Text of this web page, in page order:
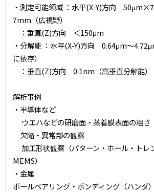
・測定可能領域 ：水平(X-Y)方向
7mm（広視野）
：垂直(Z)方向 ＜150μm
・分解能 ：水平(X-Y)方向 0.64μm～
に依存）
：垂直(Z)方向 0.1nm（高垂直分解能）
解析事例
・半導体など
ウエハなどの研磨面・蒸着膜表面の粗さ
欠陥・異常部の観察
加工形状観察（パターン・ホール・トレ
MEMS）
・金属
ボールベアリング・ボンディング（ハンダ